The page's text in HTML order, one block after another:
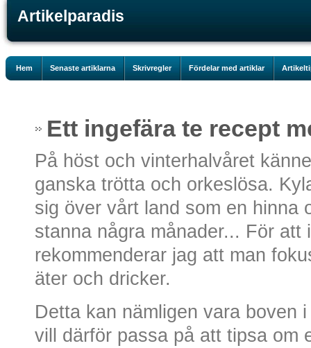
Artikelparadis
Hem Senaste artiklarna Skrivregler Fördelar med artiklar
Ett ingefära te recept
På höst och vinterhalvåret
ganska trötta och orkeslösa.
sig över vårt land som en hinna
stanna några månader... För
rekommenderar jag att man
äter och dricker.
Detta kan nämligen vara boven
vill därför passa på att tipsa om